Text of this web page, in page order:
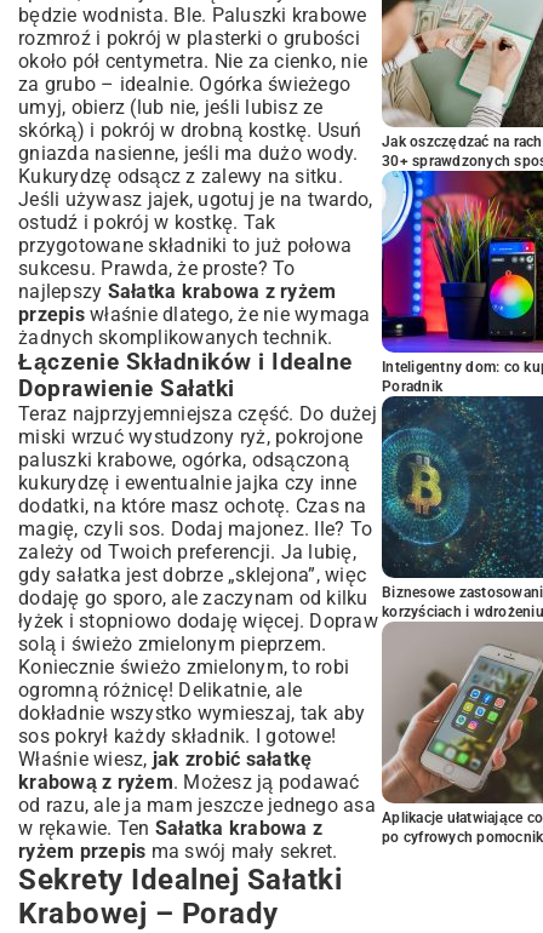
będzie wodnista. Ble. Paluszki krabowe
rozmroź i pokrój w plasterki o grubości
około pół centymetra. Nie za cienko, nie
za grubo – idealnie. Ogórka świeżego
umyj, obierz (lub nie, jeśli lubisz ze
skórką) i pokrój w drobną kostkę. Usuń
gniazda nasienne, jeśli ma dużo wody.
Kukurydzę odsącz z zalewy na sitku.
Jeśli używasz jajek, ugotuj je na twardo,
ostudź i pokrój w kostkę. Tak
przygotowane składniki to już połowa
sukcesu. Prawda, że proste? To
najlepszy Sałatka krabowa z ryżem
przepiswłaśnie dlatego, że nie wymaga
żadnych skomplikowanych technik.
Łączenie Składników i Idealne
Doprawienie Sałatki
Teraz najprzyjemniejsza część. Do dużej
miski wrzuć wystudzony ryż, pokrojone
paluszki krabowe, ogórka, odsączoną
kukurydzę i ewentualnie jajka czy inne
dodatki, na które masz ochotę. Czas na
magię, czyli sos. Dodaj majonez. Ile? To
zależy od Twoich preferencji. Ja lubię,
gdy sałatka jest dobrze „sklejona”, więc
dodaję go sporo, ale zaczynam od kilku
łyżek i stopniowo dodaję więcej. Dopraw
solą i świeżo zmielonym pieprzem.
Koniecznie świeżo zmielonym, to robi
ogromną różnicę! Delikatnie, ale
dokładnie wszystko wymieszaj, tak aby
sos pokrył każdy składnik. I gotowe!
Właśnie wiesz, jak zrobić sałatkę
krabową z ryżem. Możesz ją podawać
od razu, ale ja mam jeszcze jednego asa
w rękawie. Ten Sałatka krabowa z
ryżem przepis ma swój mały sekret.
Sekrety Idealnej Sałatki
Krabowej – Porady
Jak oszczędzać na
30+ sprawdzonych
Inteligentny dom: co
Poradnik
Biznesowe
korzyściach i wdrożeniu
Aplikacje ułatwiające
po cyfrowych